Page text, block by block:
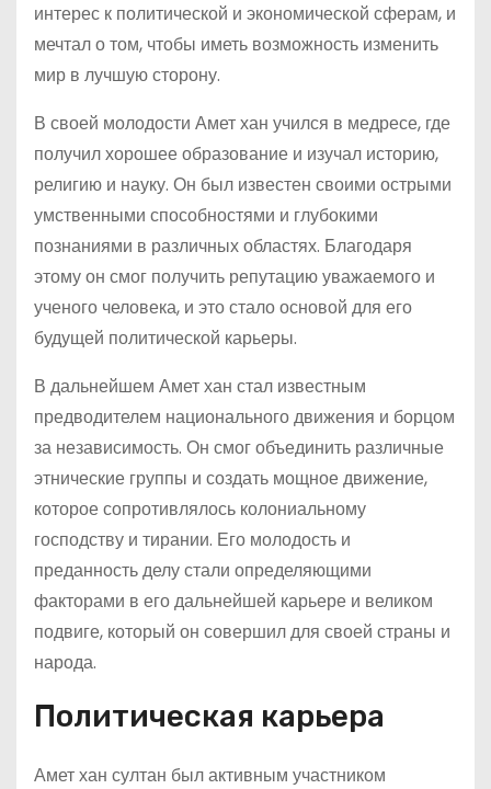
интерес к политической и экономической сферам, и
мечтал о том, чтобы иметь возможность изменить
мир в лучшую сторону.
В своей молодости Амет хан учился в медресе, где
получил хорошее образование и изучал историю,
религию и науку. Он был известен своими острыми
умственными способностями и глубокими
познаниями в различных областях. Благодаря
этому он смог получить репутацию уважаемого и
ученого человека, и это стало основой для его
будущей политической карьеры.
В дальнейшем Амет хан стал известным
предводителем национального движения и борцом
за независимость. Он смог объединить различные
этнические группы и создать мощное движение,
которое сопротивлялось колониальному
господству и тирании. Его молодость и
преданность делу стали определяющими
факторами в его дальнейшей карьере и великом
подвиге, который он совершил для своей страны и
народа.
Политическая карьера
Амет хан султан был активным участником